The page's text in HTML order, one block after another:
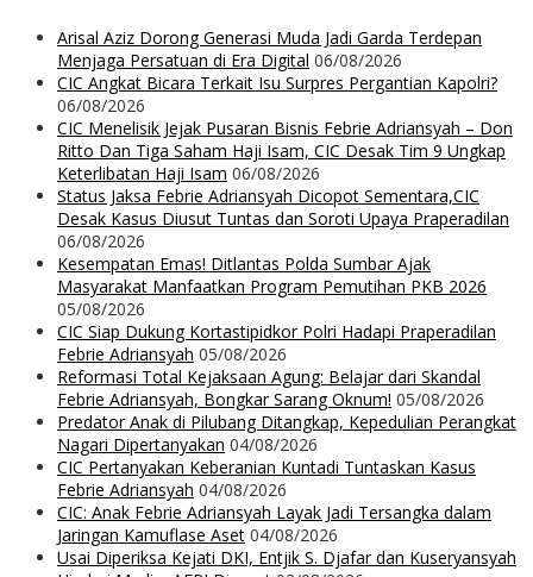
Arisal Aziz Dorong Generasi Muda Jadi Garda Terdepan
Menjaga Persatuan di Era Digital 06/08/2026
CIC Angkat Bicara Terkait Isu Surpres Pergantian Kapolri?
06/08/2026
CIC Menelisik Jejak Pusaran Bisnis Febrie Adriansyah – Don
Ritto Dan Tiga Saham Haji Isam, CIC Desak Tim 9 Ungkap
Keterlibatan Haji Isam 06/08/2026
Status Jaksa Febrie Adriansyah Dicopot Sementara,CIC
Desak Kasus Diusut Tuntas dan Soroti Upaya Praperadilan
06/08/2026
Kesempatan Emas! Ditlantas Polda Sumbar Ajak
Masyarakat Manfaatkan Program Pemutihan PKB 2026
05/08/2026
CIC Siap Dukung Kortastipidkor Polri Hadapi Praperadilan
Febrie Adriansyah 05/08/2026
Reformasi Total Kejaksaan Agung: Belajar dari Skandal
Febrie Adriansyah, Bongkar Sarang Oknum! 05/08/2026
Predator Anak di Pilubang Ditangkap, Kepedulian Perangkat
Nagari Dipertanyakan 04/08/2026
CIC Pertanyakan Keberanian Kuntadi Tuntaskan Kasus
Febrie Adriansyah 04/08/2026
CIC: Anak Febrie Adriansyah Layak Jadi Tersangka dalam
Jaringan Kamuflase Aset 04/08/2026
Usai Diperiksa Kejati DKI, Entjik S. Djafar dan Kuseryansyah